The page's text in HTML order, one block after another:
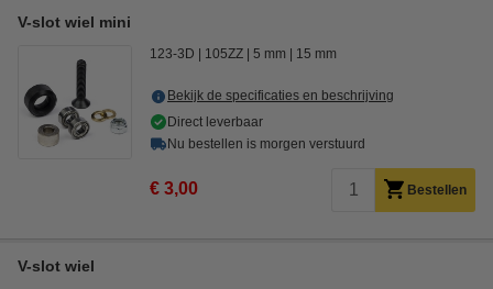
V-slot wiel mini
123-3D 105ZZ 5 mm 15 mm
Bekijk de specificaties en beschrijving
Direct leverbaar
Nu bestellen is morgen verstuurd
€ 3,00 Bestellen
V-slot wiel